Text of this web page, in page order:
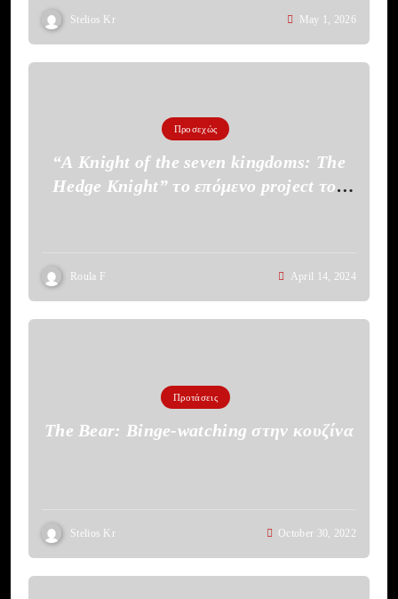
Stelios Kr May 1, 2026
Προσεχώς
“A Knight of the seven kingdoms: The
Hedge Knight” το επόμενο project του
Roula F April 14, 2024
Προτάσεις
The Bear: Binge-watching στην κουζίνα
Stelios Kr October 30, 2022